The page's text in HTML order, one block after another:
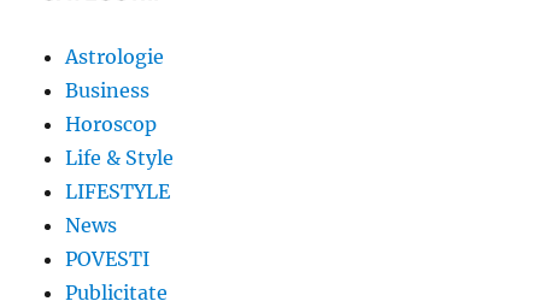
Astrologie
Business
Horoscop
Life & Style
LIFESTYLE
News
POVESTI
Publicitate